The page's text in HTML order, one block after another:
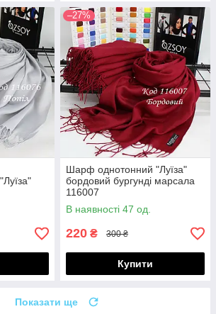
–27%
Шарф однотонний "Луїза"
бордовий бургунді марсала
116007
В наявності 47 од.
220 ₴ 300 ₴
Купити
Показати ще